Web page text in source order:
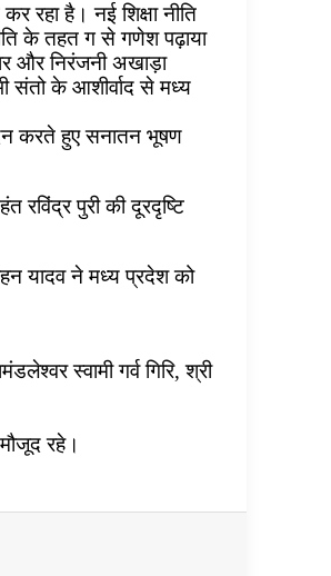
रहा है। नई शिक्षा नीति
के तहत ग से गणेश पढ़ाया
और निरंजनी अखाड़ा
के आशीर्वाद से मध्य
करते हुए सनातन भूषण
रविंद्र पुरी की दूरदृष्टि
यादव ने मध्य प्रदेश को
स्वामी गर्व गिरि, श्री
रहे।